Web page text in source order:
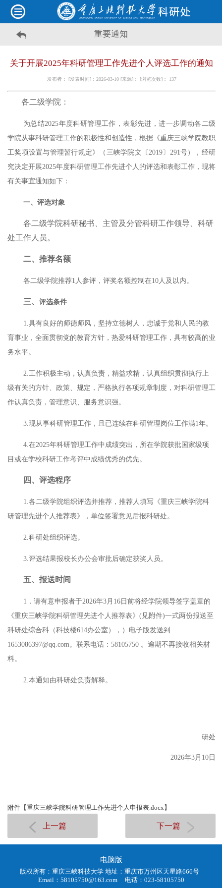
重要通知
关于开展2025年科研管理工作先进个人评选工作的通知
发布者： [发表时间]：2026-03-10 [来源]： [浏览次数]： 137
各二级学院：
为总结2025年度科研管理工作，表彰先进，进一步调动各二级
学院从事科研管理工作的积极性和创造性， 根据《重庆三峡学院教职
工奖项设置与管理暂行规定》（三峡学院文〔2019 〕 291号）， 经研
究决定开展2025年度科研管理工作先进个人的评选和表彰工作，现将
有关事宜通知如下：
一、评选对象
各二级学院科研秘书、主管及分管科研工作领导、科研
处工作人员。
二、 推荐名额
各二级学院推荐1 人参评，评奖名额控制在10人及以内。
三、 评选条件
1.具有良好的师德师风，坚持立德树人，忠诚于党和人民的教
育事业，全面贯彻党的教育方针，热爱科研管理工作，具有较高的业
务水平。
2.工作积极主动，认真负责，精益求精，认真组织贯彻执行上
级有关的方针、政策、规定，严格执行各项规章制度，对科研管理工
作认真负责，管理意识、服务意识强。
3.现从事科研管理工作，且已连续在科研管理岗位工作满1年。
4.在2025年科研管理工作中成绩突出，所在学院获批国家级项
目或在学校科研工作考评中成绩优秀的优先。
四、评选程序
1.各二级学院组织评选并推荐，推荐人填写《重庆三峡学院科
研管理先进个人推荐表》，单位签署意见后报科研处。
2.科研处组织评选。
3.评选结果报校长办公会审批后确定获奖人员。
五、报送时间
1 ．请有意申报者于2026年3月 16 日前将经学院领导签字盖章的
《重庆三峡学院科研管理先进个人推荐表》 ( 见附件)一式两份报送至
科研处综合科（科技楼614办公室），）电子版发送到
1653086397@qq.com。联系电话： 58105750 。逾期不再接收相关材
料。
2.本通知由科研处负责解释。
研处
2026年3月 10 日
附件【重庆三峡学院科研管理工作先进个人申报表.docx】
上一篇 下一篇
电脑版
版权所有：重庆三峡科技大学 地址：重庆市万州区天星路666号
Email：58105750@163.com 电话：023-58105750